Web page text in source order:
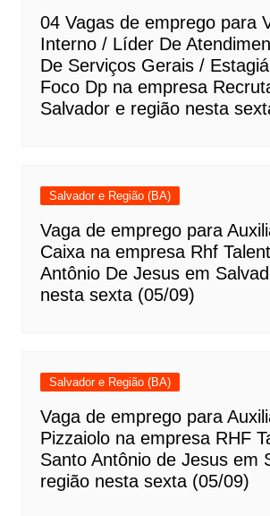
04 Vagas de emprego para
Interno / Líder De
De Serviços Gerais /
Foco Dp na empresa
Salvador e região nesta
Salvador e Região (BA)
Vaga de emprego para
Caixa na empresa Rhf
Antônio De Jesus em
nesta sexta (05/09)
Salvador e Região (BA)
Vaga de emprego para
Pizzaiolo na empresa RHF
Santo Antônio de Jesus em
região nesta sexta (05/09)